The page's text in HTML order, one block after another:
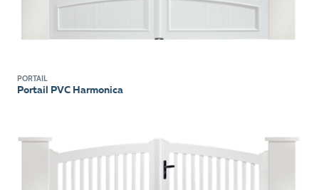
PORTAIL
Portail PVC Harmonica